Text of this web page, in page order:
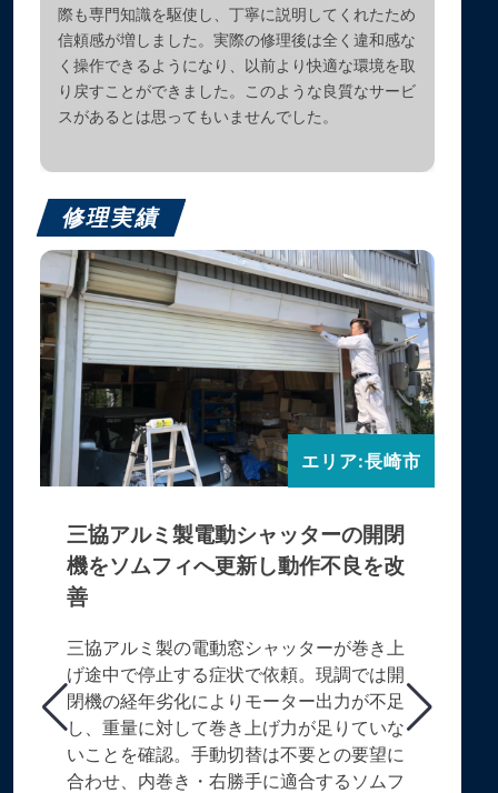
際も専門知識を駆使し、丁寧に説明してくれたため
信頼感が増しました。実際の修理後は全く違和感な
く操作できるようになり、以前より快適な環境を取
り戻すことができました。このような良質なサービ
スがあるとは思ってもいませんでした。
修理実績
エリア:長崎市
三協アルミ製電動シャッターの開閉
機をソムフィへ更新し動作不良を改
善
三協アルミ製の電動窓シャッターが巻き上
げ途中で停止する症状で依頼。現調では開
閉機の経年劣化によりモーター出力が不足
し、重量に対して巻き上げ力が足りていな
いことを確認。手動切替は不要との要望に
合わせ、内巻き・右勝手に適合するソムフ